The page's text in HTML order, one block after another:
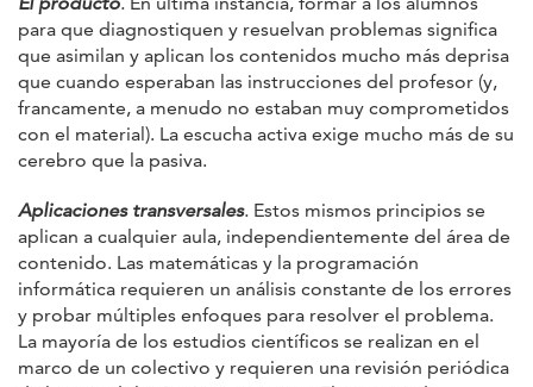
para que diagnostiquen y resuelvan problemas significa
que asimilan y aplican los contenidos mucho más deprisa
que cuando esperaban las instrucciones del profesor (y,
francamente, a menudo no estaban muy comprometidos
con el material). La escucha activa exige mucho más de su
cerebro que la pasiva.
Aplicaciones transversales. Estos mismos principios se
aplican a cualquier aula, independientemente del área de
contenido. Las matemáticas y la programación
informática requieren un análisis constante de los errores
y probar múltiples enfoques para resolver el problema.
La mayoría de los estudios científicos se realizan en el
marco de un colectivo y requieren una revisión periódica